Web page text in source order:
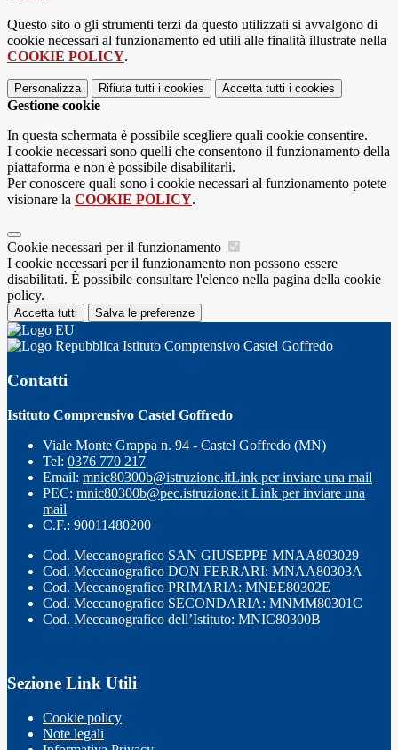
Questo sito o gli strumenti terzi da questo utilizzati si avvalgono di
cookie necessari al funzionamento ed utili alle finalità illustrate nella
COOKIE POLICY.
Personalizza Rifiuta tutti i cookies Accetta tutti i cookies
Gestione cookie
In questa schermata è possibile scegliere quali cookie consentire.
I cookie necessari sono quelli che consentono il funzionamento della
piattaforma e non è possibile disabilitarli.
Per conoscere quali sono i cookie necessari al funzionamento potete
visionare la COOKIE POLICY.
Cookie necessari per il funzionamento
I cookie necessari per il funzionamento non possono essere
disabilitati. È possibile consultare l'elenco nella pagina della cookie
policy.
Accetta tutti Salva le preferenze
Istituto Comprensivo Castel Goffredo
Contatti
Istituto Comprensivo Castel Goffredo
Viale Monte Grappa n. 94 - Castel Goffredo (MN)
Tel: 0376 770 217
Email: mnic80300b@istruzione.itLink per inviare una mail
PEC: mnic80300b@pec.istruzione.it Link per inviare una
mail
C.F.: 90011480200
Cod. Meccanografico SAN GIUSEPPE MNAA803029
Cod. Meccanografico DON FERRARI: MNAA80303A
Cod. Meccanografico PRIMARIA: MNEE80302E
Cod. Meccanografico SECONDARIA: MNMM80301C
Cod. Meccanografico dell’Istituto: MNIC80300B
Sezione Link Utili
Cookie policy
Note legali